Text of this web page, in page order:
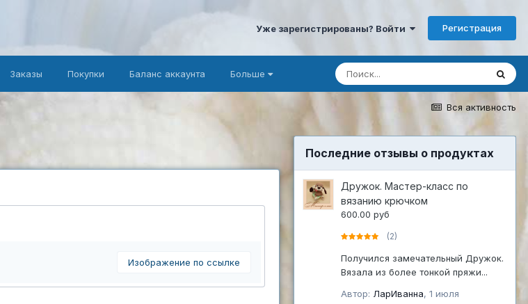
Уже зарегистрированы? Войти Регистрация
Заказы Покупки Баланс аккаунта Больше
Вся активность
Изображение по ссылке
Последние отзывы о продуктах
Дружок. Мастер-класс по
вязанию крючком
600.00 руб
(2)
Получился замечательный Дружок.
Вязала из более тонкой пряжи...
Автор: ЛарИванна, 1 июля